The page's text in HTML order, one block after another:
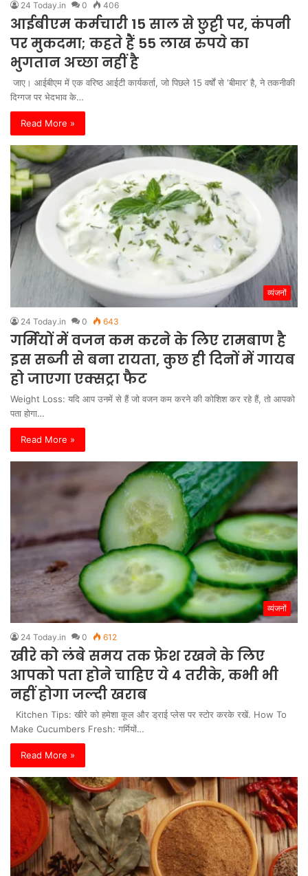
24 Today.in 0 406
आईबीएम कर्मचारी 15 साल से छुट्टी पर, कंपनी
पर मुकदमा; कहते हैं 55 लाख रुपये का
भुगतान अच्छा नहीं है
जाए। आईबीएम में एक वरिष्ठ आईटी कार्यकर्ता, जो पिछले 15 वर्षों से ‘बीमार’ है, ने तकनीकी
दिग्गज पर भेदभाव के…
Read More »
व्यंजनों
24 Today.in 0 643
गर्मियों में वजन कम करने के लिए रामबाण है
इस सब्जी से बना रायता, कुछ ही दिनों में गायब
हो जाएगा एक्सट्रा फैट
Weight Loss: यदि आप उनमें से हैं जो वजन कम करने की कोशिश कर रहे हैं, तो आपको
पता होगा…
Read More »
व्यंजनों
24 Today.in 0 612
खीरे को लंबे समय तक फ्रेश रखने के लिए
आपको पता होने चाहिए ये 4 तरीके, कभी भी
नहीं होगा जल्दी खराब
Kitchen Tips: खीरे को हमेशा कूल और ड्राई प्लेस पर स्टोर करके रखें. How To
Make Cucumbers Fresh: गर्मियों…
Read More »